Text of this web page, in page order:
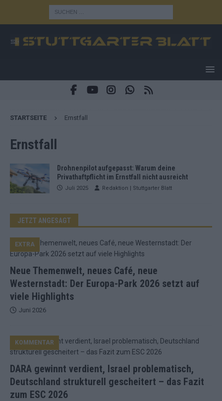
STARTSEITE Ernstfall
Ernstfall
Drohnenpilot aufgepasst: Warum deine
Privathaftpflicht im Ernstfall nicht ausreicht
Juli 2025 Redaktion | Stuttgarter Blatt
JETZT ANGESAGT
Neue Themenwelt, neues Café, neue
Westernstadt: Der Europa-Park 2026 setzt auf
viele Highlights
EXTRA
Juni 2026
DARA gewinnt verdient, Israel problematisch,
Deutschland strukturell gescheitert – das Fazit
zum ESC 2026
KOMMENTAR